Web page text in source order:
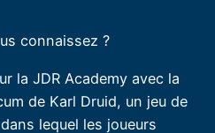
connaissez ?
la JDR Academy avec la
de Karl Druid, un jeu de
lequel les joueurs